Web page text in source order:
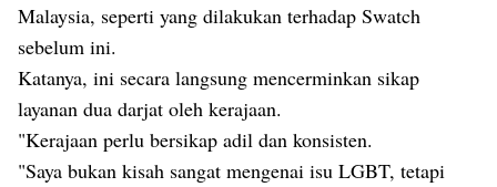
Malaysia, seperti yang dilakukan terhadap Swatch
sebelum ini.
Katanya, ini secara langsung mencerminkan sikap
layanan dua darjat oleh kerajaan.
"Kerajaan perlu bersikap adil dan konsisten.
"Saya bukan kisah sangat mengenai isu LGBT, tetapi